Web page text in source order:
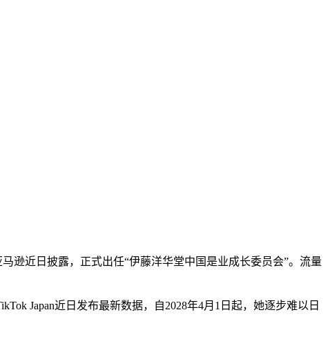
近日披露，正式出任“伊藤洋华堂中国是业成长委员会”。流量
Japan近日发布最新数据，自2028年4月1日起，她逐步难以日